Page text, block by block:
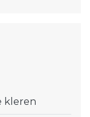
kleren